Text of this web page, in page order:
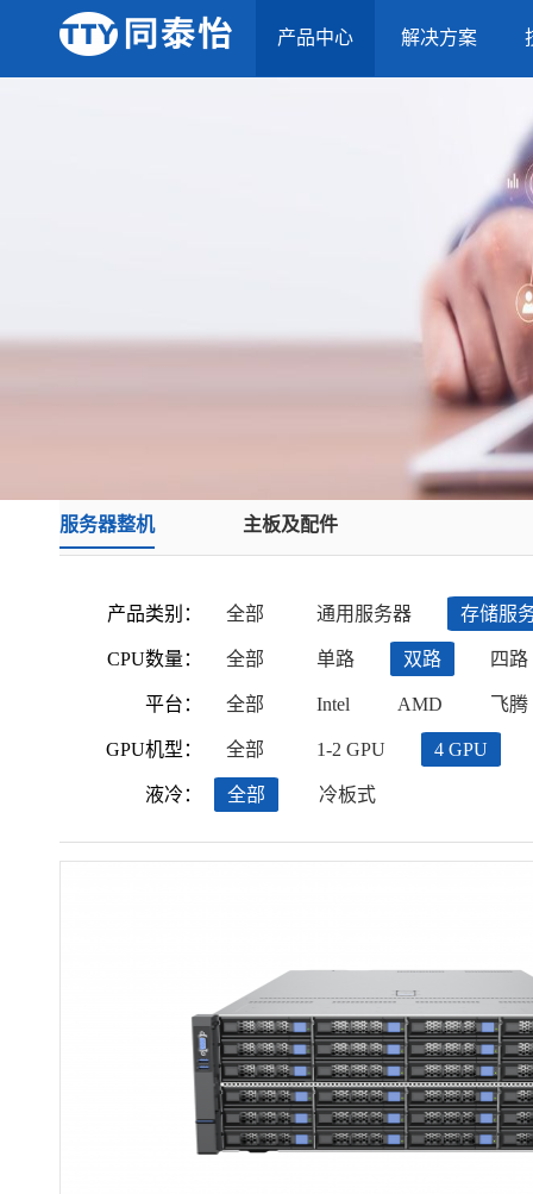
产品中心 解决方案
服务器整机 主板及配件
产品类别：
CPU数量：
平台：
GPU机型：
液冷：
全部 通用服务器 存储服
全部 单路 双路 四路
全部 Intel AMD 飞腾
全部 1-2 GPU 4 GPU
全部 冷板式